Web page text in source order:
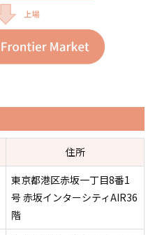
住所
東京都港区赤坂一丁目8番1
号 赤坂インターシティAIR36
階